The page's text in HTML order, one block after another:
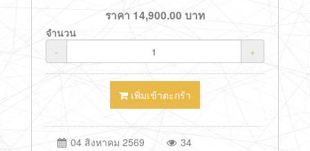
ราคา 14,900.00 บาท
จำนวน
-
+
เพิ่มเข้าตะกร้า
04 สิงหาคม 2569 34